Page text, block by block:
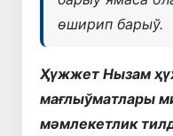
өширип барыў.
Ҳүжжет Нызам
мағлыўматлары
мәмлекетлик